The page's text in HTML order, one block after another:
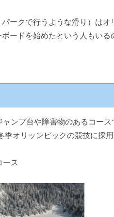
ークで行うような滑り）は
ードを始めたという人もいる
ンプ台や障害物のあるコー
季オリッンピックの競技に採用
ス